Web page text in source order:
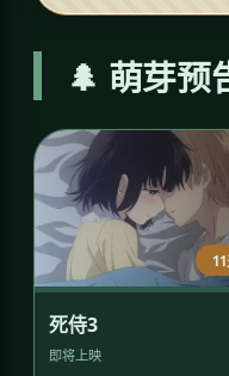
🌲 萌芽预
死侍3
即将上映